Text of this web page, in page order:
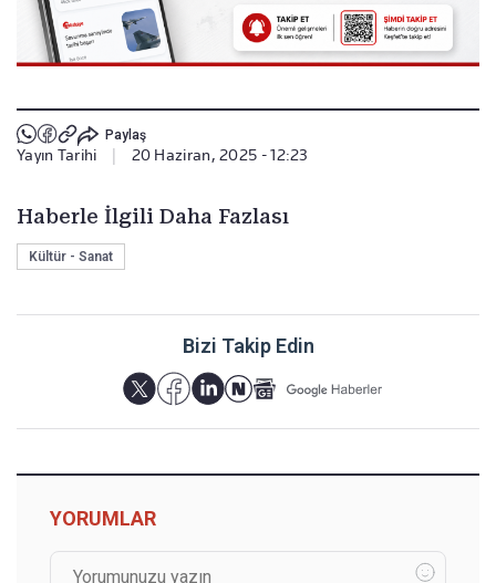
Paylaş
Yayın Tarihi 20 Haziran, 2025 - 12:23
Haberle İlgili Daha Fazlası
Kültür - Sanat
Bizi Takip Edin
YORUMLAR